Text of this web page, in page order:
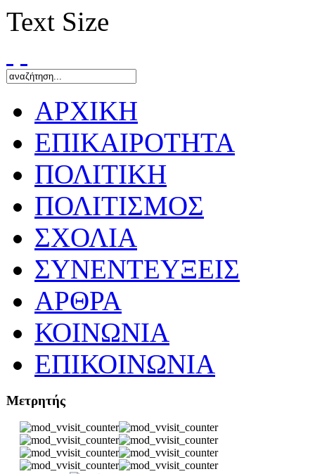
Text Size
ΑΡΧΙΚΗ
ΕΠΙΚΑΙΡΟΤΗΤΑ
ΠΟΛΙΤΙΚΗ
ΠΟΛΙΤΙΣΜΟΣ
ΣΧΟΛΙΑ
ΣΥΝΕΝΤΕΥΞΕΙΣ
ΑΡΘΡΑ
ΚΟΙΝΩΝΙΑ
ΕΠΙΚΟΙΝΩΝΙΑ
Μετρητής